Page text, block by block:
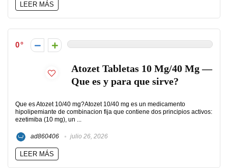
LEER MÁS
0
Atozet Tabletas 10 Mg/40 Mg —
Que es y para que sirve?
Que es Atozet 10/40 mg?Atozet 10/40 mg es un medicamento
hipolipemiante de combinacion fija que contiene dos principios activos:
ezetimiba (10 mg), un ...
ad860406 julio 26, 2026
LEER MÁS